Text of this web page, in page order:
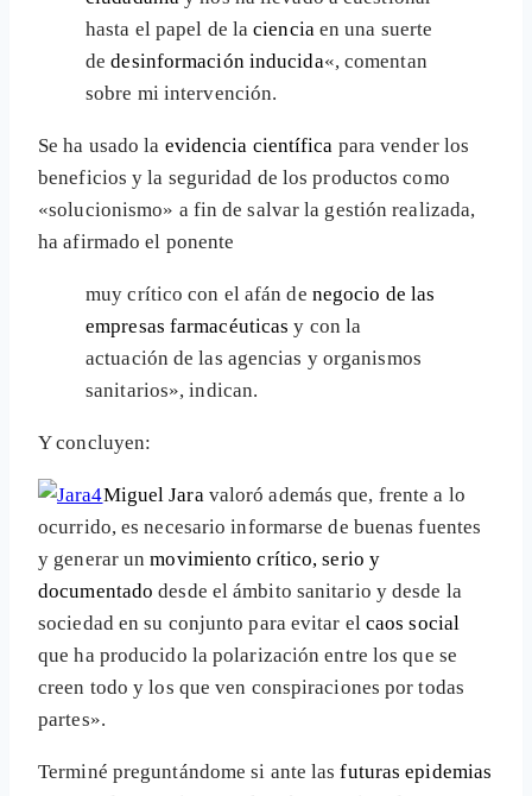
hasta el papel de laciencia en una suerte
dedesinformación inducida«, comentan
sobre mi intervención.
Se ha usado la evidencia científica para vender los
beneficios y la seguridad de los productos como
«solucionismo» a fin de salvar la gestión realizada,
ha afirmado el ponente
muy crítico con el afán de negocio de las
empresas farmacéuticas y con la
actuación de las agencias y organismos
sanitarios», indican.
Y concluyen:
Miguel Jara valoró además que, frente a lo
ocurrido, es necesario informarse de buenas fuentes
y generar unmovimiento crítico, serio y
documentado desde el ámbito sanitario y desde la
sociedad en su conjunto para evitar el caos social
que ha producido la polarización entre los que se
creen todo y los que ven conspiraciones por todas
partes».
Terminé preguntándome si ante lasfuturas epidemias